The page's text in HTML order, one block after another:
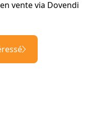
vente via Dovendi